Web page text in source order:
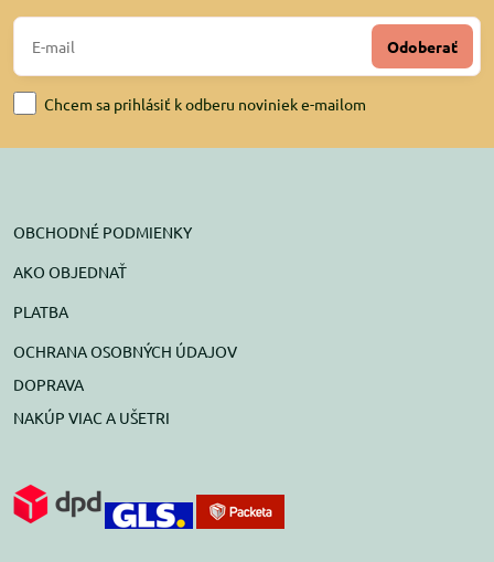
Odoberať
Chcem sa prihlásiť k odberu noviniek e-mailom
OBCHODNÉ PODMIENKY
AKO OBJEDNAŤ
PLATBA
OCHRANA OSOBNÝCH ÚDAJOV
DOPRAVA
NAKÚP VIAC A UŠETRI